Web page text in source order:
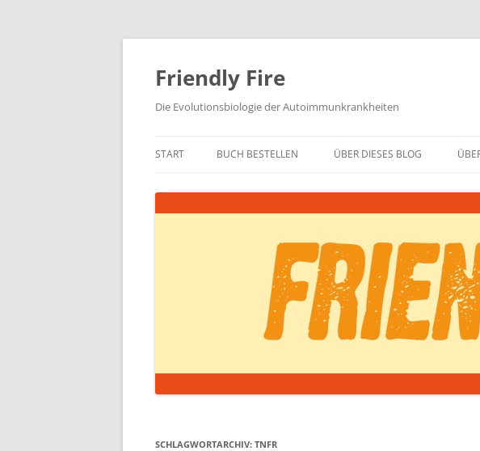
Zum
springen
Friendly Fire
Die Evolutionsbiologie der Autoimmunkrankheiten
START BUCH BESTELLEN ÜBER DIESES BLOG
SCHLAGWORTARCHIV: TNFR